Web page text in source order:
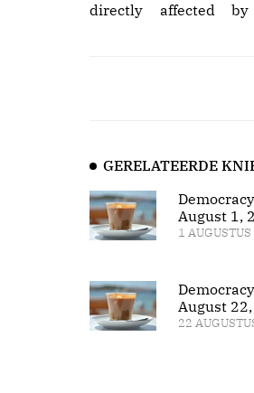
directly affected
GERELATEERDE
August 1,
1
August
22